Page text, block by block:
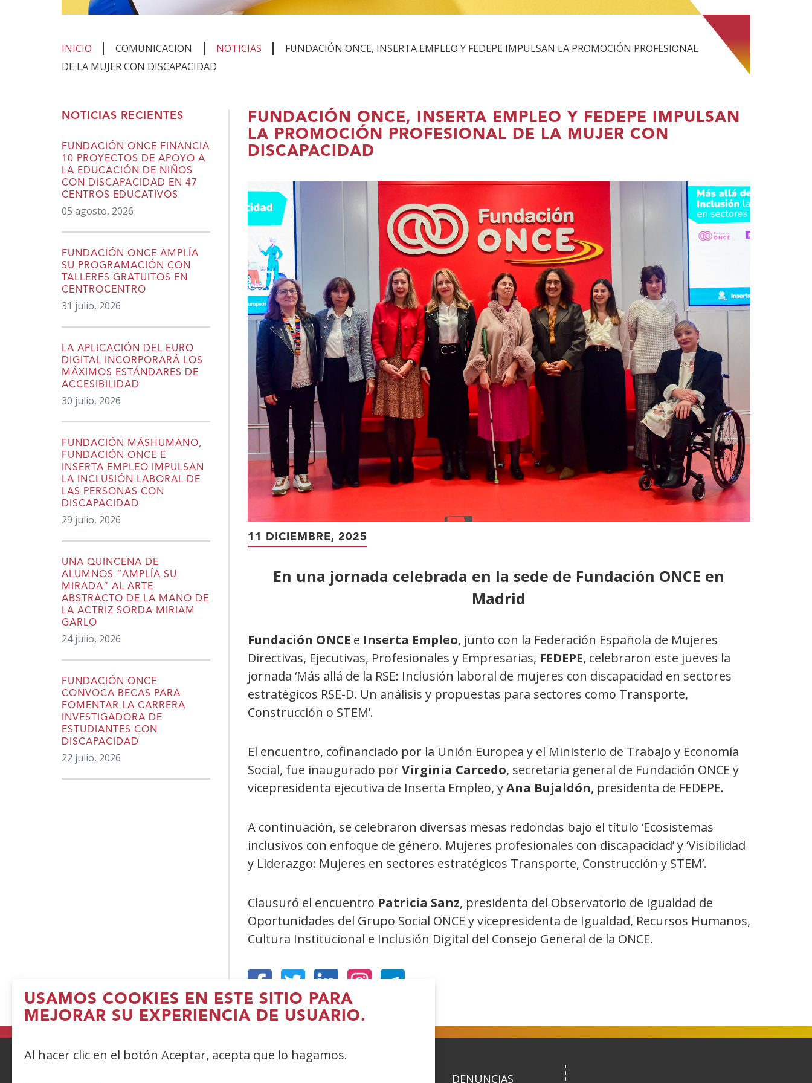
USAMOS COOKIES EN ESTE SITIO PARA
MEJORAR SU EXPERIENCIA DE USUARIO.
Al hacer clic en el botón Aceptar, acepta que lo hagamos.
INICIO COMUNICACION NOTICIAS
FUNDACIÓN ONCE, INSERTA EMPLEO Y FEDEPE IMPULSAN LA PROMOCIÓN PROFESIONAL
DE LA MUJER CON DISCAPACIDAD
FUNDACIÓN ONCE, INSERTA EMPLEO Y FEDEPE IMPULSAN
LA PROMOCIÓN PROFESIONAL DE LA MUJER CON
DISCAPACIDAD
11 DICIEMBRE, 2025
En una jornada celebrada en la sede de Fundación ONCE en
Madrid
Fundación ONCE e Inserta Empleo, junto con la Federación Española de Mujeres
Directivas, Ejecutivas, Profesionales y Empresarias, FEDEPE, celebraron este jueves la
jornada ‘Más allá de la RSE: Inclusión laboral de mujeres con discapacidad en sectores
estratégicos RSE-D. Un análisis y propuestas para sectores como Transporte,
Construcción o STEM’.
El encuentro, cofinanciado por la Unión Europea y el Ministerio de Trabajo y Economía
Social, fue inaugurado porVirginia Carcedo, secretaria general de Fundación ONCE y
vicepresidenta ejecutiva de Inserta Empleo, yAna Bujaldón, presidenta de FEDEPE.
A continuación, se celebraron diversas mesas redondas bajo el título ‘Ecosistemas
inclusivos con enfoque de género. Mujeres profesionales con discapacidad’ y ‘Visibilidad
y Liderazgo: Mujeres en sectores estratégicos Transporte, Construcción y STEM’.
Clausuró el encuentro Patricia Sanz, presidenta del Observatorio de Igualdad de
Oportunidades del Grupo Social ONCE y vicepresidenta de Igualdad, Recursos Humanos,
Cultura Institucional e Inclusión Digital del Consejo General de la ONCE.
(Abre
en
ventana)
(Abre
en
ventana)
(Abre
en
ventana)
en
NOTICIAS RECIENTES
FUNDACIÓN ONCE FINANCIA
10 PROYECTOS DE APOYO A
LA EDUCACIÓN DE NIÑOS
CON DISCAPACIDAD EN 47
CENTROS EDUCATIVOS
05 agosto, 2026
FUNDACIÓN ONCE AMPLÍA
SU PROGRAMACIÓN CON
TALLERES GRATUITOS EN
CENTROCENTRO
31 julio, 2026
LA APLICACIÓN DEL EURO
DIGITAL INCORPORARÁ LOS
MÁXIMOS ESTÁNDARES DE
ACCESIBILIDAD
30 julio, 2026
FUNDACIÓN MÁSHUMANO,
FUNDACIÓN ONCE E
INSERTA EMPLEO IMPULSAN
LA INCLUSIÓN LABORAL DE
LAS PERSONAS CON
DISCAPACIDAD
29 julio, 2026
UNA QUINCENA DE
ALUMNOS “AMPLÍA SU
MIRADA” AL ARTE
ABSTRACTO DE LA MANO DE
LA ACTRIZ SORDA MIRIAM
GARLO
24 julio, 2026
FUNDACIÓN ONCE
CONVOCA BECAS PARA
FOMENTAR LA CARRERA
INVESTIGADORA DE
ESTUDIANTES CON
DISCAPACIDAD
22 julio, 2026
DENUNCIAS